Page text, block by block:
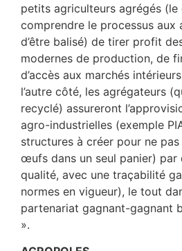
petits agriculteurs agrégés
comprendre le processus aux
d’être balisé) de tirer profit
modernes de production, de
d’accès aux marchés
l’autre côté, les agrégateurs
recyclé) assureront
agro-industrielles (exemple
structures à créer pour ne
œufs dans un seul panier) par
qualité, avec une traçabilité
normes en vigueur), le tout
partenariat gagnant-gagnant
».